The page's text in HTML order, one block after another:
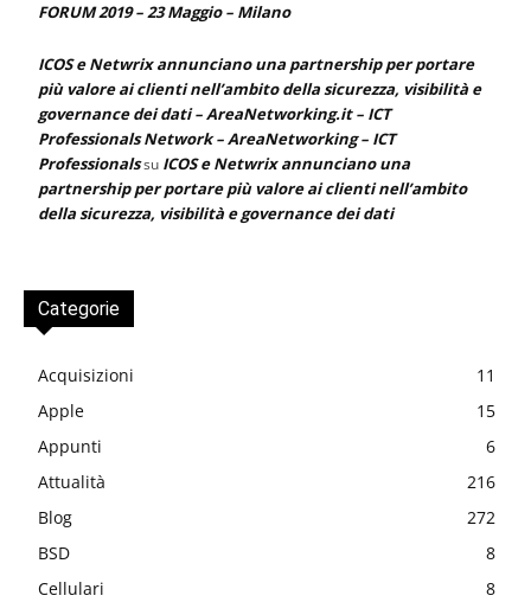
FORUM 2019 – 23 Maggio – Milano
ICOS e Netwrix annunciano una partnership per portare
più valore ai clienti nell’ambito della sicurezza, visibilità e
governance dei dati – AreaNetworking.it – ICT
Professionals Network – AreaNetworking – ICT
Professionalssu ICOS e Netwrix annunciano una
partnership per portare più valore ai clienti nell’ambito
della sicurezza, visibilità e governance dei dati
Categorie
Acquisizioni
11
Apple
15
Appunti
6
Attualità
216
Blog
272
BSD
8
Cellulari
8